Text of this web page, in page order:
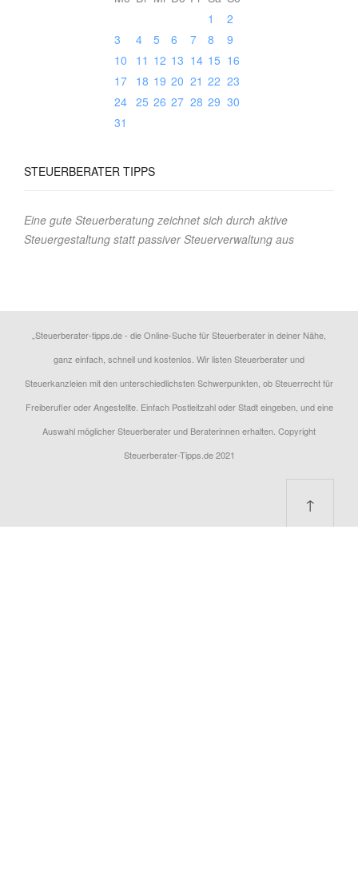
1
2
3
4 5 6 7 8
9
10
11 12 13 14 15 16
17
18 19 20 21 22 23
24 25 26 27 28 29 30
31
STEUERBERATER TIPPS
Eine gute Steuerberatung zeichnet sich durch aktive
Steuergestaltung statt passiver Steuerverwaltung aus
„Steuerberater-tipps.de - die Online-Suche für Steuerberater in deiner Nähe,
ganz einfach, schnell und kostenlos. Wir listen Steuerberater und
Steuerkanzleien mit den unterschiedlichsten Schwerpunkten, ob Steuerrecht für
Freiberufler oder Angestellte. Einfach Postleitzahl oder Stadt eingeben, und eine
Auswahl möglicher Steuerberater und Beraterinnen erhalten. Copyright
Steuerberater-Tipps.de 2021
↑